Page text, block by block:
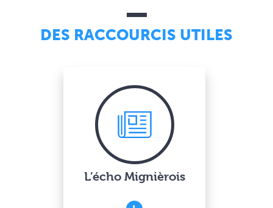
DES RACCOURCIS UTILES
L’écho Mignièrois